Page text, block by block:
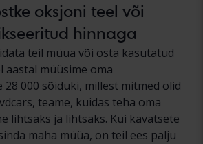
oksjoni teel või
hinnaga
teil müüa või osta kasutatud
aastal müüsime oma
000 sõiduki, millest mitmed olid
teame, kuidas teha oma
lihtsaks ja lihtsaks. Kui kavatsete
maha müüa, on teil ees palju